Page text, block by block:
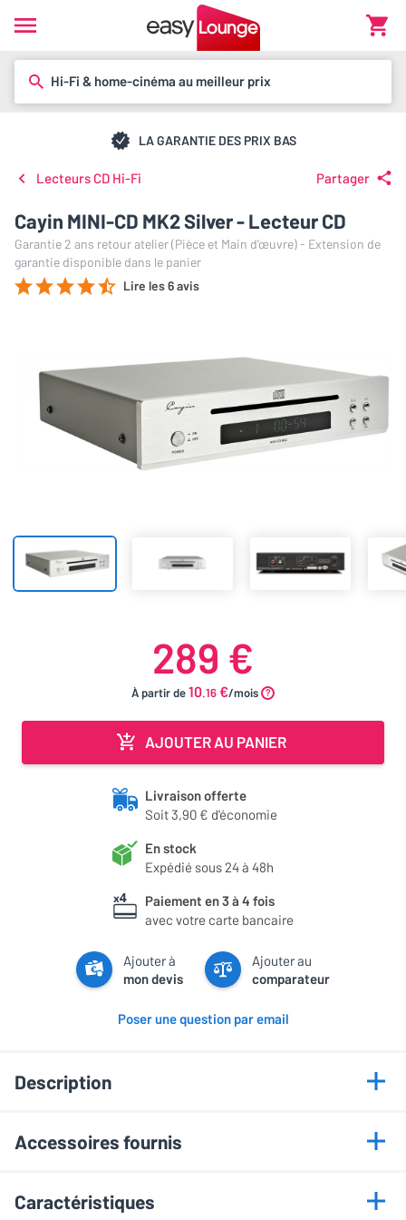
Hi-Fi & home-cinéma au meilleur prix
LA GARANTIE DES PRIX BAS
Lecteurs CD Hi-Fi Partager
Cayin MINI-CD MK2 Silver - Lecteur CD
Garantie 2 ans retour atelier (Pièce et Main d’œuvre) - Extension de
garantie disponible dans le panier
Lire les 6 avis
289 €
À partir de10.16 €/mois
AJOUTER AU PANIER
Livraison offerte
Soit 3,90 € d'économie
En stock
Expédié sous 24 à 48h
Paiement en 3 à 4 fois
avec votre carte bancaire
Ajouter à
mon devis
Ajouter au
comparateur
Poser une question par email
Description
Points forts
Upscaling en 352,8 kHz
Accessoires fournis
• Télécommande infrarouge
Caractéristiques